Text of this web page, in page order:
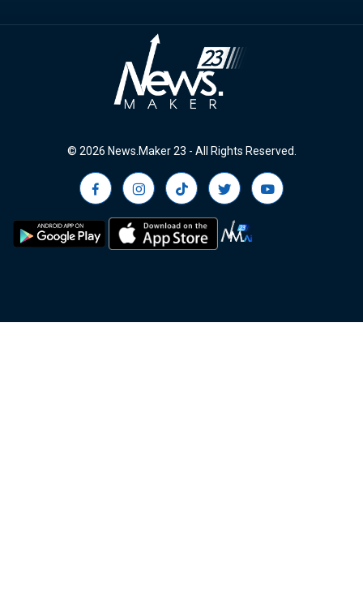
© 2026 News.Maker 23 - All Rights Reserved.